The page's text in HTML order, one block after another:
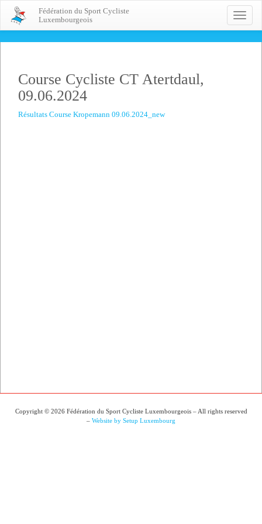
Toggle
Fédération du Sport Cycliste
Luxembourgeois
Course Cycliste CT Atertdaul,
09.06.2024
Résultats Course Kropemann 09.06.2024_new
Copyright © 2026 Fédération du Sport Cycliste Luxembourgeois – All rights reserved
– Website by Setup Luxembourg